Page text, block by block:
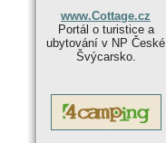
www.Cottage.cz
Portál o turistice a
ubytování v NP České
Švýcarsko.